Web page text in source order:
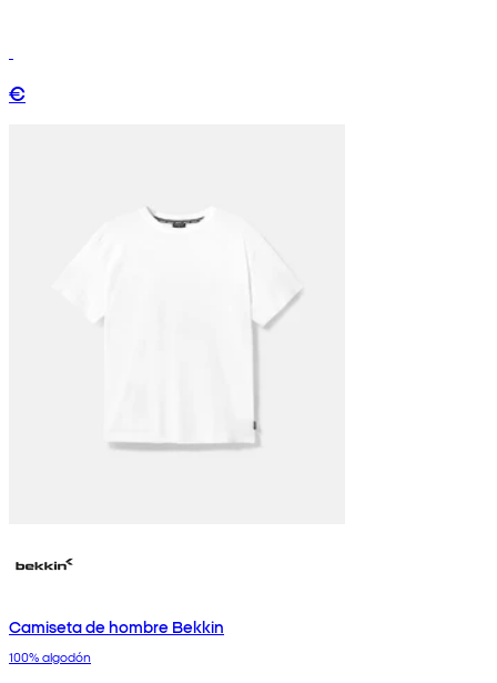
€
Camiseta de hombre Bekkin
100% algodón